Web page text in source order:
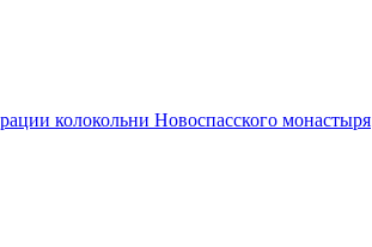
колокольни Новоспасского монастыря